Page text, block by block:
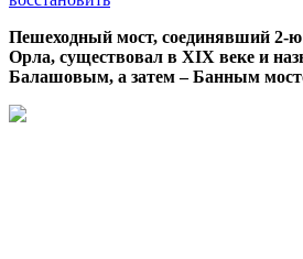
Пешеходный мост, соединявший 2-ю
Орла, существовал в XIX веке и
Балашовым, а затем – Банным